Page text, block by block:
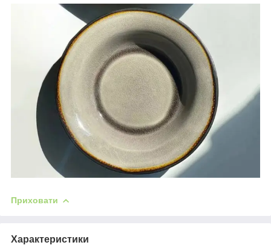
Приховати
Характеристики